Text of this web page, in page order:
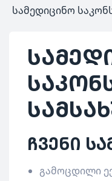
სამედიცინო
ჩვენი
გამოცდილი